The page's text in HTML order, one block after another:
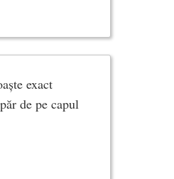
exact
de pe capul